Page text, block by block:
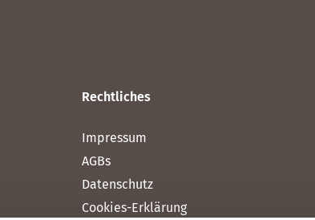
Rechtliches
Impressum
AGBs
Datenschutz
Cookies-Erklärung